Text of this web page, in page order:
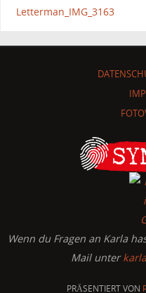
Letterman_IMG_3163
Wenn du Fragen an Karla
Mail unter
PRÄSENTIERT VON